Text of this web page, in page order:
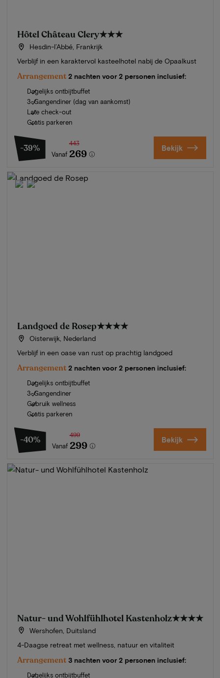
Hôtel Château Clery★★★
Hesdin-l’Abbé, Frankrijk
Verblijf in een karaktervol kasteelhotel nabij de Opaalkust
Arrangement 2 nachten voor 2 personen inclusief:
Dagelijks ontbijtbuffet
3-Gangendiner (dag van aankomst)
Late check-out
Gratis parkeren
-39%
Vanaf
443
269 Bekijk
Landgoed de Rosep★★★★
Oisterwijk, Nederland
Verblijf in een oase van rust op prachtig landgoed
Arrangement 2 nachten voor 2 personen inclusief:
Dagelijks ontbijtbuffet
3-Gangendiner
Gebruik wellness
Gratis parkeren
-40%
Vanaf
499
299 Bekijk
Natur- und Wohlfühlhotel Kastenholz★★★★
Wershofen, Duitsland
4-Daagse retreat met wellness, natuur en vitaliteit
Arrangement 3 nachten voor 2 personen inclusief:
Dagelijks ontbijtbuffet